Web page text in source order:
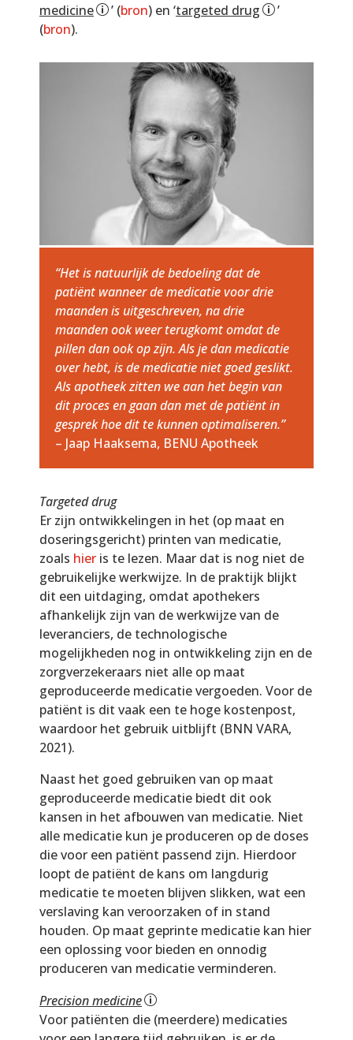
medicine
’ (bron) en ‘targeted drug
’
(bron).
“Het is natuurlijk de bedoeling dat de
patiënt wanneer de medicatie voor drie
maanden is uitgeschreven, na drie
maanden ook weer terugkomt omdat de
pillen dan ook op zijn. Als je dan medicatie
over hebt, is de medicatie niet goed geslikt.
Als apotheek zitten we aan het begin van
dit proces en gaan dan met de patiënt in
gesprek hoe dit te kunnen optimaliseren.”
– Jaap Haaksema, BENU Apotheek
Targeted drug
Er zijn ontwikkelingen in het (op maat en
doseringsgericht) printen van medicatie,
zoals hier is te lezen. Maar dat is nog niet de
gebruikelijke werkwijze. In de praktijk blijkt
dit een uitdaging, omdat apothekers
afhankelijk zijn van de werkwijze van de
leveranciers, de technologische
mogelijkheden nog in ontwikkeling zijn en de
zorgverzekeraars niet alle op maat
geproduceerde medicatie vergoeden. Voor de
patiënt is dit vaak een te hoge kostenpost,
waardoor het gebruik uitblijft (BNN VARA,
2021).
Naast het goed gebruiken van op maat
geproduceerde medicatie biedt dit ook
kansen in het afbouwen van medicatie. Niet
alle medicatie kun je produceren op de doses
die voor een patiënt passend zijn. Hierdoor
loopt de patiënt de kans om langdurig
medicatie te moeten blijven slikken, wat een
verslaving kan veroorzaken of in stand
houden. Op maat geprinte medicatie kan hier
een oplossing voor bieden en onnodig
produceren van medicatie verminderen.
Precision medicine
Voor patiënten die (meerdere) medicaties